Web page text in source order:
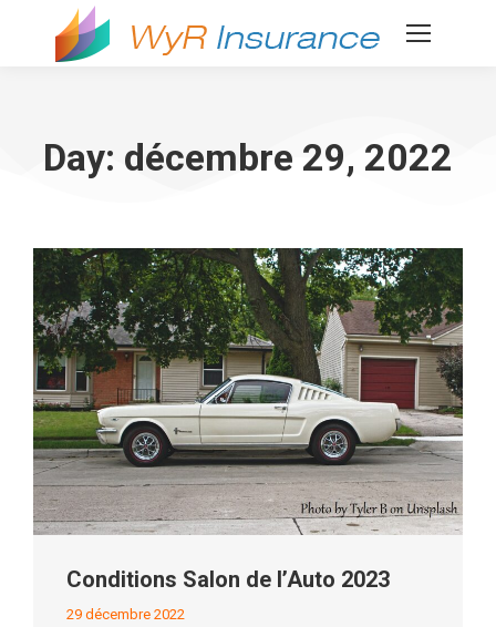
Day: décembre 29, 2022
Conditions Salon de l’Auto 2023
29 décembre 2022